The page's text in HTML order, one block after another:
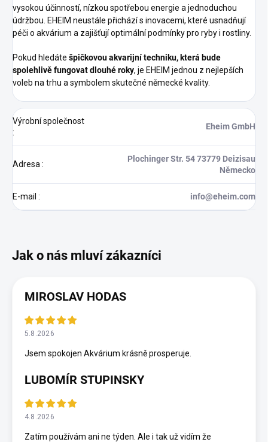
vysokou účinností, nízkou spotřebou energie a jednoduchou
údržbou. EHEIM neustále přichází s inovacemi, které usnadňují
péči o akvárium a zajišťují optimální podmínky pro ryby i rostliny.
Pokud hledáte špičkovou akvarijní techniku, která bude
spolehlivě fungovat dlouhé roky, je EHEIM jednou z nejlepších
voleb na trhu a symbolem skutečné německé kvality.
Výrobní společnost
:
Eheim GmbH
Adresa :
Plochinger Str. 54 73779 Deizisau
Německo
E-mail : info@eheim.com
MIROSLAV HODAS
5.8.2026
Jsem spokojen Akvárium krásně prosperuje.
LUBOMÍR STUPINSKY
4.8.2026
Zatím používám ani ne týden. Ale i tak už vidím že